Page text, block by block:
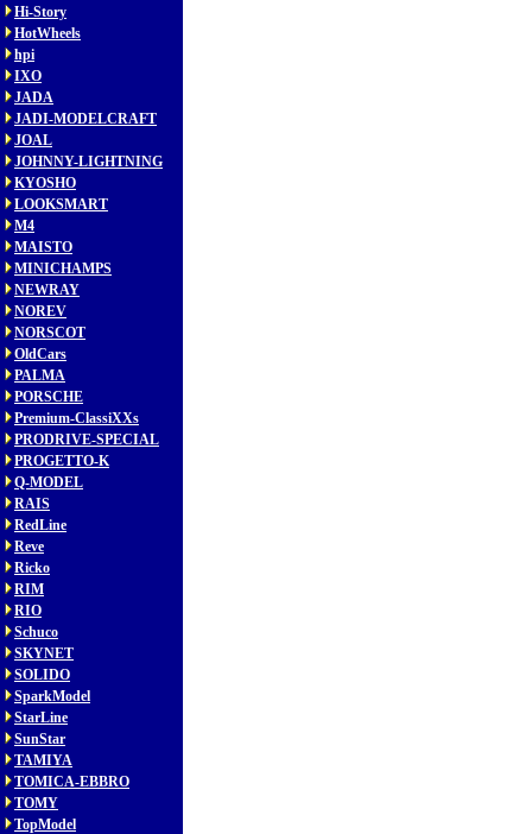
Hi-Story
HotWheels
hpi
IXO
JADA
JADI-MODELCRAFT
JOAL
JOHNNY-LIGHTNING
KYOSHO
LOOKSMART
M4
MAISTO
MINICHAMPS
NEWRAY
NOREV
NORSCOT
OldCars
PALMA
PORSCHE
Premium-ClassiXXs
PRODRIVE-SPECIAL
PROGETTO-K
Q-MODEL
RAIS
RedLine
Reve
Ricko
RIM
RIO
Schuco
SKYNET
SOLIDO
SparkModel
StarLine
SunStar
TAMIYA
TOMICA-EBBRO
TOMY
TopModel